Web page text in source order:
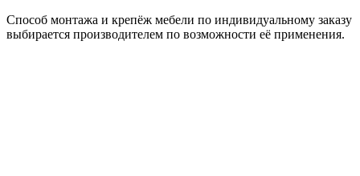
Способ монтажа и крепёж мебели по индивидуальному заказу
выбирается производителем по возможности её применения.